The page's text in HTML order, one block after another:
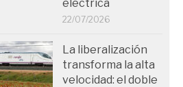
eléctrica
22/07/2026
La liberalización
transforma la alta
velocidad: el doble